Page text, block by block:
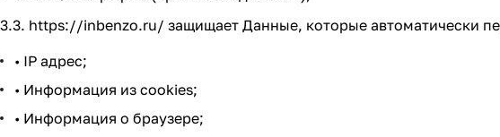
3.3. https://inbenzo.ru/ защищает Данные, которые автоматически
• IP адрес;
• Информация из cookies;
• Информация о браузере;